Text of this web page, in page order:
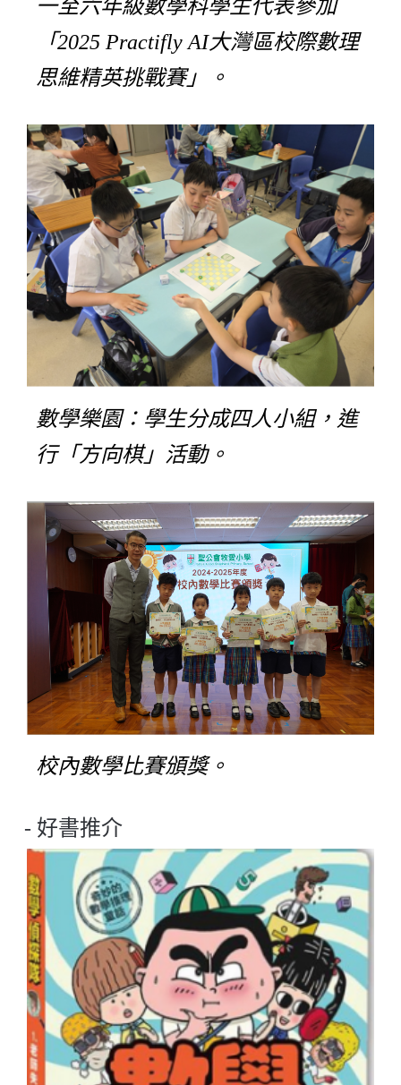
一至六年級數學科學生代表參加
「2025 Practifly AI大灣區校際數理
思維精英挑戰賽」。
數學樂園：學生分成四人小組，進
行「方向棋」活動。
校內數學比賽頒獎。
- 好書推介